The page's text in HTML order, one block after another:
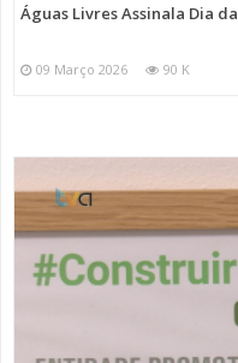
Águas Livres Assinala Dia
09 Março 2026 90 K